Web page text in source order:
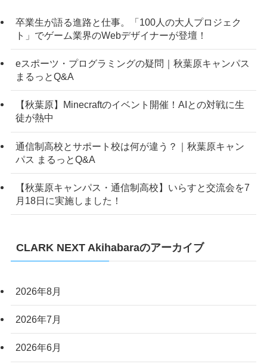
卒業生が語る進路と仕事。「100人の大人プロジェク
ト」でゲーム業界のWebデザイナーが登壇！
eスポーツ・プログラミングの疑問｜秋葉原キャンパス
まるっとQ&A
【秋葉原】Minecraftのイベント開催！AIとの対戦に生
徒が熱中
通信制高校とサポート校は何が違う？｜秋葉原キャン
パス まるっとQ&A
【秋葉原キャンパス・通信制高校】いらすと交流会を7
月18日に実施しました！
CLARK NEXT Akihabaraのアーカイブ
2026年8月
2026年7月
2026年6月